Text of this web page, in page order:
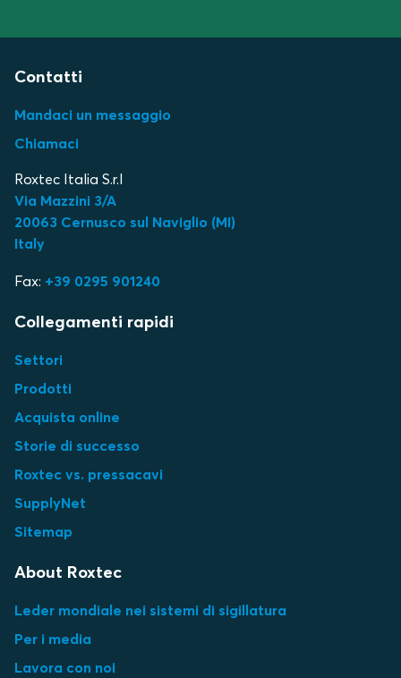
Contatti
Mandaci un messaggio
Chiamaci
Roxtec Italia S.r.l
Via Mazzini 3/A
20063 Cernusco sul Naviglio (MI)
Italy
Fax: +39 0295 901240
Collegamenti rapidi
Settori
Prodotti
Acquista online
Storie di successo
Roxtec vs. pressacavi
SupplyNet
Sitemap
About Roxtec
Leder mondiale nei sistemi di sigillatura
Per i media
Lavora con noi